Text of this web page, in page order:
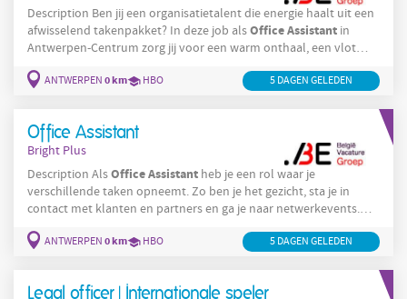
Description Ben jij een organisatietalent die energie haalt uit een
afwisselend takenpakket? In deze job alsOfficeAssistant in
Antwerpen-Centrum zorg jij voor een warm onthaal, een vlot
voor deze job! Je bent het warme welkomstsignaal voor interne
het
ANTWERPEN 0 km HBO 5 DAGEN GELEDEN
Office Assistant
Bright Plus
Description AlsOfficeAssistant
verschillende taken opneemt. Zo ben je het gezicht, sta je in
contact met klanten en partners en ga je naar netwerkevents.
en verwelkomt gasten met een glimlach. Je voert bepaalde
verantwoordelijk
ANTWERPEN 0 km HBO 5 DAGEN GELEDEN
Legal officer | Internationale speler